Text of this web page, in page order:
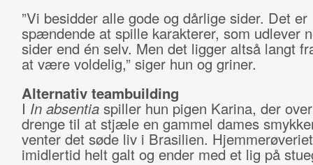
”Vi besidder alle gode og dårlige sider. Det er
spændende at spille karakterer, som udlever
sider end én selv. Men det ligger altså langt
at være voldelig,” siger hun og griner.
Alternativ teambuilding
I In absentiaspiller hun pigen Karina, der
drenge til at stjæle en gammel dames
venter det søde liv i Brasilien.
imidlertid helt galt og ender med et lig på